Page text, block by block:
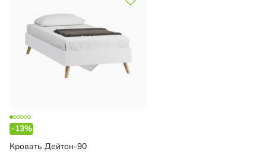
-13%
Кровать Дейтон-90